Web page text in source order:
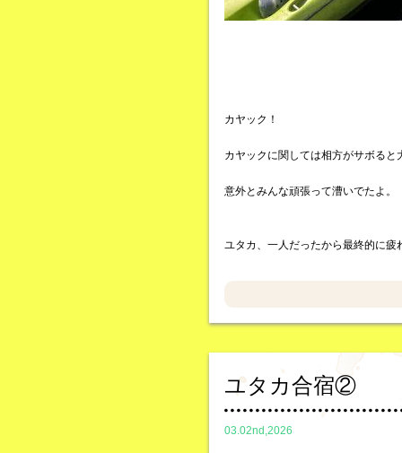
カヤック！
カヤックに関しては相方がサボると
意外とみんな頑張って漕いでたよ。
ユタカ、一人だったから最終的に
ユタカ合宿②
03.02nd,2026